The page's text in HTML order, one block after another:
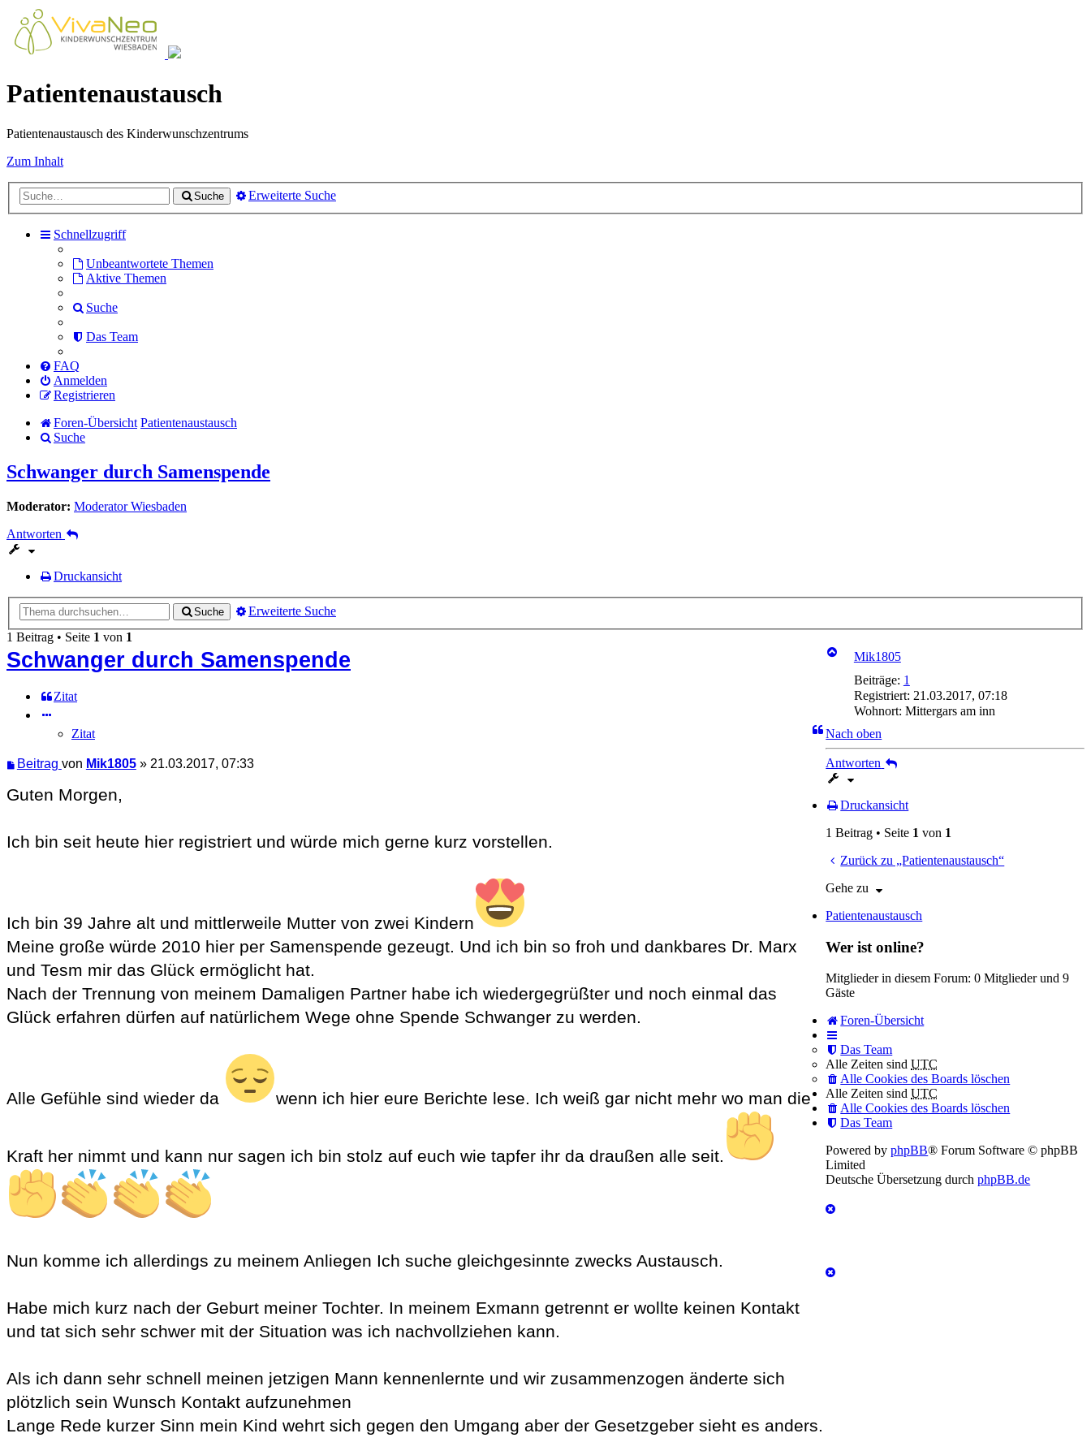
Patientenaustausch
Patientenaustausch des Kinderwunschzentrums
Zum Inhalt
Suche Erweiterte Suche
Schnellzugriff
Unbeantwortete Themen
Aktive Themen
Suche
Das Team
FAQ
Anmelden
Registrieren
Foren-Übersicht Patientenaustausch
Suche
Schwanger durch Samenspende
Moderator: Moderator Wiesbaden
Antworten
Druckansicht
Suche
Erweiterte Suche
1 Beitrag • Seite 1 von 1
Mik1805
Beiträge: 1
Registriert: 21.03.2017, 07:18
Wohnort: Mittergars am inn
Schwanger durch Samenspende
Zitat
Zitat
Beitrag von Mik1805» 21.03.2017, 07:33
Guten Morgen,
Ich bin seit heute hier registriert und würde mich gerne kurz vorstellen.
Ich bin 39 Jahre alt und mittlerweile Mutter von zwei Kindern
Meine große würde 2010 hier per Samenspende gezeugt. Und ich bin so froh und dankbares Dr. Marx
und Tesm mir das Glück ermöglicht hat.
Nach der Trennung von meinem Damaligen Partner habe ich wiedergegrüßter und noch einmal das
Glück erfahren dürfen auf natürlichem Wege ohne Spende Schwanger zu werden.
Alle Gefühle sind wieder da wenn ich hier eure Berichte lese. Ich weiß gar nicht mehr wo man die
Kraft her nimmt und kann nur sagen ich bin stolz auf euch wie tapfer ihr da draußen alle seit.
Nun komme ich allerdings zu meinem Anliegen Ich suche gleichgesinnte zwecks Austausch.
Habe mich kurz nach der Geburt meiner Tochter. In meinem Exmann getrennt er wollte keinen Kontakt
und tat sich sehr schwer mit der Situation was ich nachvollziehen kann.
Als ich dann sehr schnell meinen jetzigen Mann kennenlernte und wir zusammenzogen änderte sich
plötzlich sein Wunsch Kontakt aufzunehmen
Lange Rede kurzer Sinn mein Kind wehrt sich gegen den Umgang aber der Gesetzgeber sieht es anders.
Nach oben
Antworten
Druckansicht
1 Beitrag • Seite 1 von 1
Zurück zu „Patientenaustausch“
Gehe zu
Patientenaustausch
Wer ist online?
Mitglieder in diesem Forum: 0 Mitglieder und 9
Gäste
Foren-Übersicht
Das Team
Alle Zeiten sindUTC
Alle Cookies des Boards löschen
Alle Zeiten sindUTC
Alle Cookies des Boards löschen
Das Team
Powered byphpBB® Forum Software © phpBB
Limited
Deutsche Übersetzung durchphpBB.de